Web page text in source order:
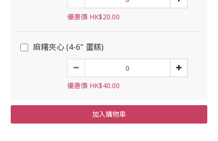
優惠價 HK$20.00
麻糬夾心 (4-6" 蛋糕)
優惠價 HK$40.00
加入購物車